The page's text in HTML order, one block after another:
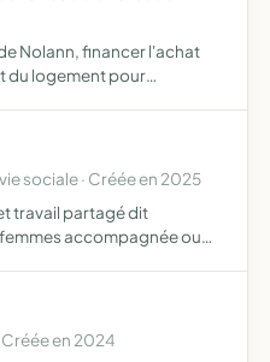
Nolann, financer l'achat
du logement pour
sociale · Créée en 2025
travail partagé dit
accompagnée ou
Créée en 2024